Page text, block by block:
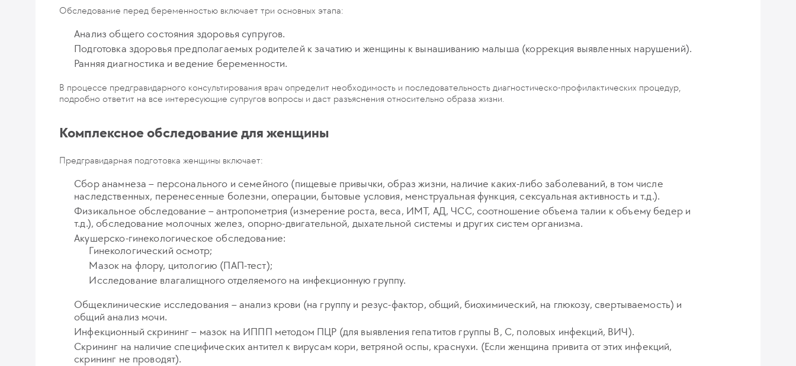
Обследование перед беременностью включает три основных этапа:
Анализ общего состояния здоровья супругов.
Подготовка здоровья предполагаемых родителей к зачатию и женщины к вынашиванию малыша (коррекция выявленных нарушений).
Ранняя диагностика и ведение беременности.
В процессе предгравидарного консультирования врач определит необходимость и последовательность диагностическо-профилактических процедур,
подробно ответит на все интересующие супругов вопросы и даст разъяснения относительно образа жизни.
Комплексное обследование для женщины
Предгравидарная подготовка женщины включает:
Сбор анамнеза – персонального и семейного (пищевые привычки, образ жизни, наличие каких-либо заболеваний, в том числе
наследственных, перенесенные болезни, операции, бытовые условия, менструальная функция, сексуальная активность и т.д.).
Физикальное обследование – антропометрия (измерение роста, веса, ИМТ, АД, ЧСС, соотношение объема талии к объему бедер и
т.д.), обследование молочных желез, опорно-двигательной, дыхательной системы и других систем организма.
Акушерско-гинекологическое обследование:
Гинекологический осмотр;
Мазок на флору, цитологию (ПАП-тест);
Исследование влагалищного отделяемого на инфекционную группу.
Общеклинические исследования – анализ крови (на группу и резус-фактор, общий, биохимический, на глюкозу, свертываемость) и
общий анализ мочи.
Инфекционный скрининг – мазок на ИППП методом ПЦР (для выявления гепатитов группы В, С, половых инфекций, ВИЧ).
Скрининг на наличие специфических антител к вирусам кори, ветряной оспы, краснухи. (Если женщина привита от этих инфекций,
скрининг не проводят).